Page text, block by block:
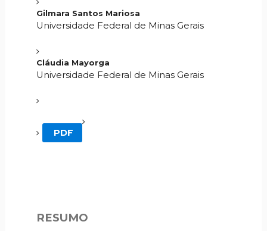
Gilmara Santos Mariosa
Universidade Federal de Minas Gerais
Cláudia Mayorga
Universidade Federal de Minas Gerais
PDF
RESUMO